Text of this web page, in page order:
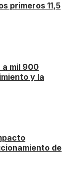
primeros 11,5
a mil 900
y la
de